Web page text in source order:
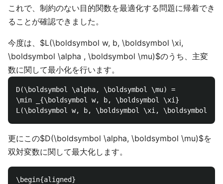
これで、制約のない目的関数を最適化する問題に帰着でき
ることが確認できました。
今度は、$L(\boldsymbol w, b, \boldsymbol \xi,
\boldsymbol \alpha , \boldsymbol \mu)$のうち、主変
数に関して最小化を行います。
D(\boldsymbol \alpha, \boldsymbol \mu) =
\min _{\boldsymbol w, b, \boldsymbol \xi}
更にこの$D(\boldsymbol \alpha, \boldsymbol \mu)$を
双対変数に関して最大化します。
\begin{aligned}